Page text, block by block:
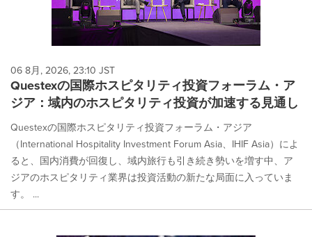
each
option
is
selected.
06 8月, 2026, 23:10 JST
Questexの国際ホスピタリティ投資フォーラム・ア
ジア：域内のホスピタリティ投資が加速する見通し
Questexの国際ホスピタリティ投資フォーラム・アジア
（International Hospitality Investment Forum Asia、IHIF Asia）によ
ると、国内消費が回復し、域内旅行も引き続き勢いを増す中、ア
ジアのホスピタリティ業界は投資活動の新たな局面に入っていま
す。 ...